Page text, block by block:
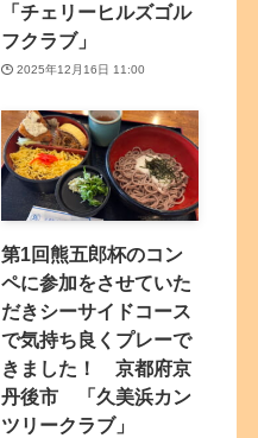
「チェリーヒルズゴル
フクラブ」
2025年12月16日 11:00
第1回熊五郎杯のコン
ペに参加をさせていた
だきシーサイドコース
で気持ち良くプレーで
きました！ 京都府京
丹後市 「久美浜カン
ツリークラブ」